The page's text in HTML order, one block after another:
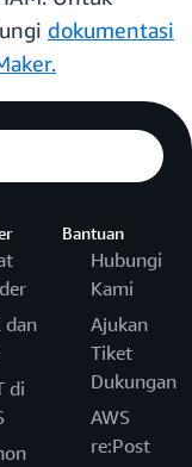
dokumentasi
dan
di
Bantuan
Hubungi
Kami
Ajukan
Tiket
Dukungan
AWS
re:Post